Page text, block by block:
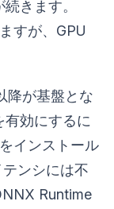
きます。
すが、GPU
降が基盤とな
有効にするに
インストール
ンシには不
Runtime